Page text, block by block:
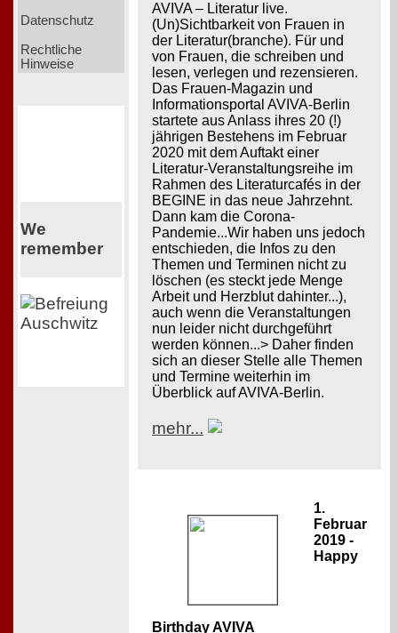
Datenschutz
Rechtliche
Hinweise
We
remember
AVIVA – Literatur live.
(Un)Sichtbarkeit von Frauen in
der Literatur(branche). Für und
von Frauen, die schreiben und
lesen, verlegen und rezensieren.
Das Frauen-Magazin und
Informationsportal AVIVA-Berlin
startete aus Anlass ihres 20 (!)
jährigen Bestehens im Februar
2020 mit dem Auftakt einer
Literatur-Veranstaltungsreihe im
Rahmen des Literaturcafés in der
BEGINE in das neue Jahrzehnt.
Dann kam die Corona-
Pandemie...Wir haben uns jedoch
entschieden, die Infos zu den
Themen und Terminen nicht zu
löschen (es steckt jede Menge
Arbeit und Herzblut dahinter...),
auch wenn die Veranstaltungen
nun leider nicht durchgeführt
werden können...> Daher finden
sich an dieser Stelle alle Themen
und Termine weiterhin im
Überblick auf AVIVA-Berlin.
mehr...
1.
Februar
2019 -
Happy
Birthday AVIVA